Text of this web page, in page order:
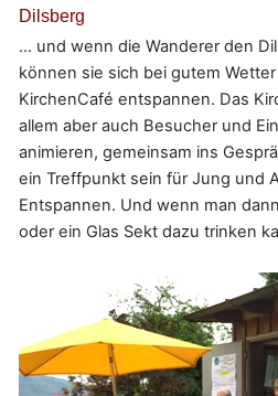
Dilsberg
... und wenn die Wanderer den
können sie sich bei gutem
KirchenCafé entspannen. Das
allem aber auch Besucher und
animieren, gemeinsam ins
ein Treffpunkt sein für Jung und
Entspannen. Und wenn man
oder ein Glas Sekt dazu trinken